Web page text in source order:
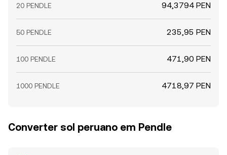
20 PENDLE 94,3794 PEN
50 PENDLE 235,95 PEN
100 PENDLE 471,90 PEN
1000 PENDLE 4718,97 PEN
Converter sol peruano em Pendle